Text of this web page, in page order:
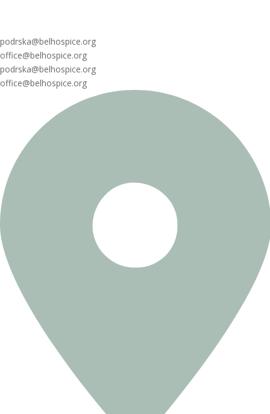
podrska@belhospice.org
office@belhospice.org
podrska@belhospice.org
office@belhospice.org